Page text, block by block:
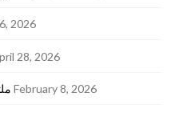
2026
28, 2026
February 8, 2026